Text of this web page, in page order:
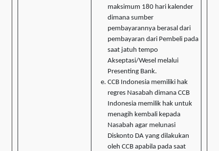
maksimum 180 hari kalender
dimana sumber
pembayarannya berasal dari
pembayaran dari Pembeli pada
saat jatuh tempo
Akseptasi/Wesel melalui
Presenting Bank.
CCB Indonesia memiliki hak
regres Nasabah dimana CCB
Indonesia memilik hak untuk
menagih kembali kepada
Nasabah agar melunasi
Diskonto DA yang dilakukan
oleh CCB apabila pada saat